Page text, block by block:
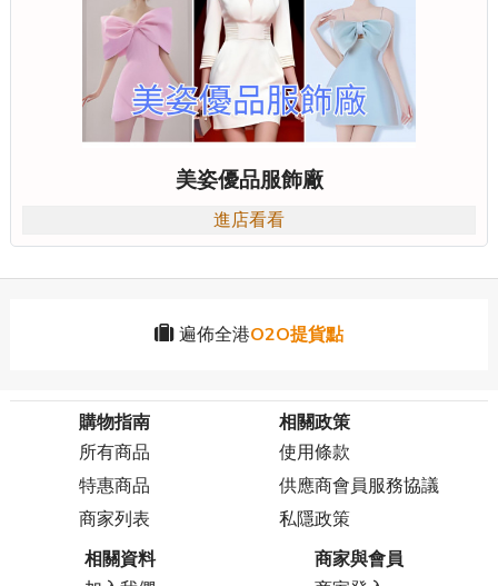
美姿優品服飾廠
進店看看
遍佈全港O2O提貨點
購物指南
所有商品
特惠商品
商家列表
相關政策
使用條款
供應商會員服務協議
私隱政策
相關資料
商家與會員